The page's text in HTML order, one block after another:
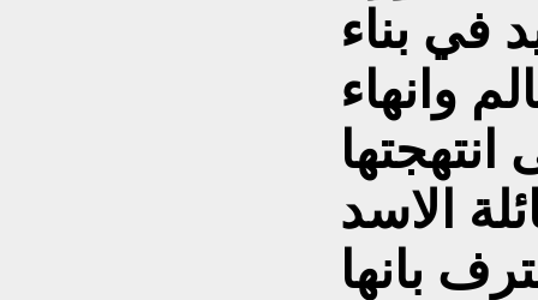
في بناء
وانهاء
بانها